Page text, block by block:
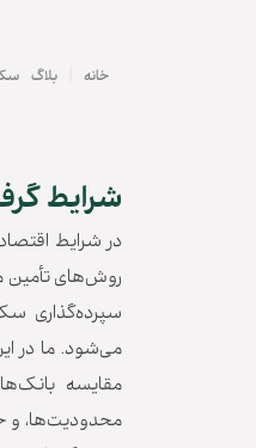
خانه بلاگ
شرایط گرفتن وام
در شرایط
روش‌های تأمین
سپرده‌گذاری
می‌شود. ما در
مقایسه
محدودیت‌ها، و